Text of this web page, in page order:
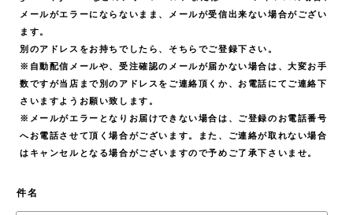
メールがエラーにならないまま、メールが受信出来ない場合がござい
ます。
別のアドレスをお持ちでしたら、そちらでご登録下さい。
※自動配信メールや、受注確認のメールが届かない場合は、大変お手
数ですが当店まで別のアドレスをご連絡頂くか、お電話にてご連絡下
さいますようお願い致します。
※メールがエラーとなりお届けできない場合は、ご登録のお電話番号
へお電話させて頂く場合がございます。また、ご連絡が取れない場合
はキャンセルとなる場合がございますので予めご了承下さいませ。
件名